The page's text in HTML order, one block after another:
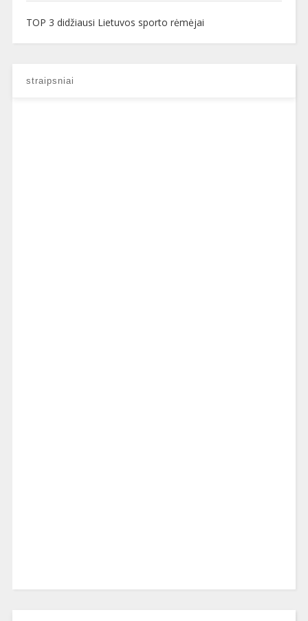
TOP 3 didžiausi Lietuvos sporto rėmėjai
straipsniai